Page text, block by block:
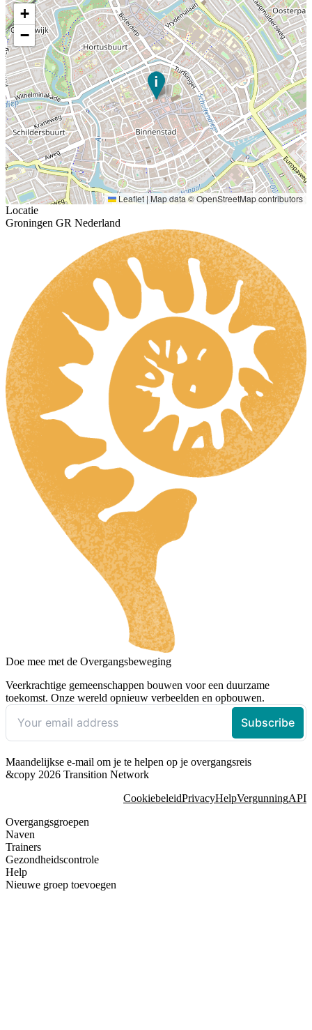
+
−
Leaflet |Map data ©OpenStreetMapcontributors
Locatie
Groningen GR Nederland
Doe mee met de Overgangsbeweging
Veerkrachtige gemeenschappen bouwen voor een duurzame
toekomst. Onze wereld opnieuw verbeelden en opbouwen.
Maandelijkse e-mail om je te helpen op je overgangsreis
&copy 2026 Transition Network
CookiebeleidPrivacyHelpVergunningAPI
Overgangsgroepen
Naven
Trainers
Gezondheidscontrole
Help
Nieuwe groep toevoegen